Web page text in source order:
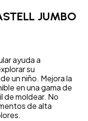
JUMBO
ayuda a
su
un niño. Mejora la
en una gama de
de moldear. No
de alta